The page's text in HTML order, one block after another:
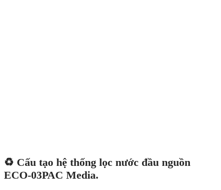
♻️ Cấu tạo hệ thống lọc nước đầu nguồn
ECO-03PAC Media.